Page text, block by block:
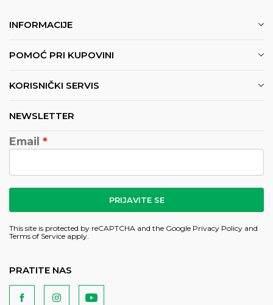
INFORMACIJE
POMOĆ PRI KUPOVINI
KORISNIČKI SERVIS
NEWSLETTER
Email
PRIJAVITE SE
This site is protected by reCAPTCHA and the Google Privacy Policy and
Terms of Service apply.
PRATITE NAS